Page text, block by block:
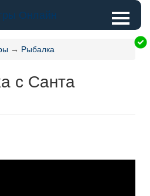
→ Рыбалка
с Санта